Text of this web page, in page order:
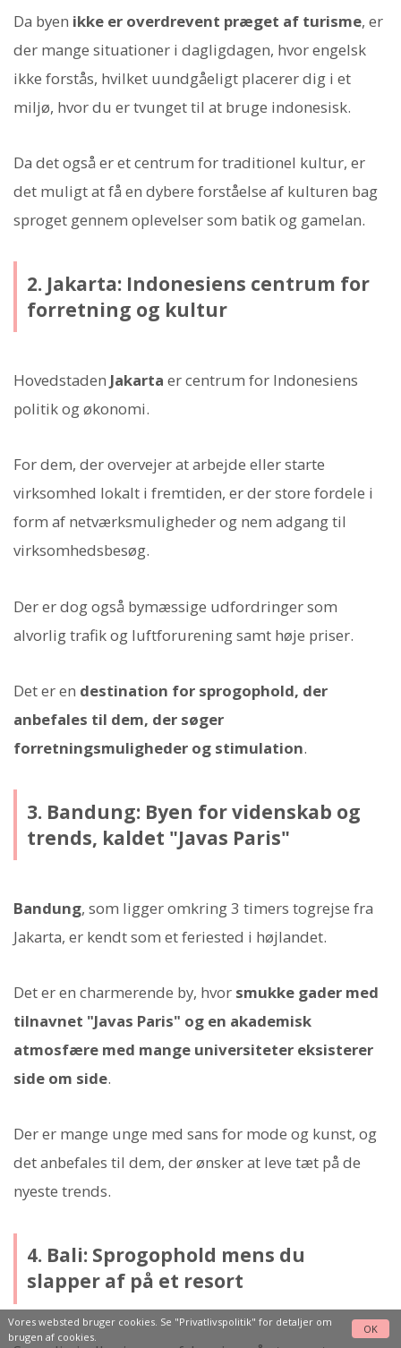
Da byen ikke er overdrevent præget af turisme, er
der mange situationer i dagligdagen, hvor engelsk
ikke forstås, hvilket uundgåeligt placerer dig i et
miljø, hvor du er tvunget til at bruge indonesisk.
Da det også er et centrum for traditionel kultur, er
det muligt at få en dybere forståelse af kulturen bag
sproget gennem oplevelser som batik og gamelan.
2. Jakarta: Indonesiens centrum for
forretning og kultur
Hovedstaden Jakarta er centrum for Indonesiens
politik og økonomi.
For dem, der overvejer at arbejde eller starte
virksomhed lokalt i fremtiden, er der store fordele i
form af netværksmuligheder og nem adgang til
virksomhedsbesøg.
Der er dog også bymæssige udfordringer som
alvorlig trafik og luftforurening samt høje priser.
Det er en destination for sprogophold, der
anbefales til dem, der søger
forretningsmuligheder og stimulation.
3. Bandung: Byen for videnskab og
trends, kaldet "Javas Paris"
Bandung, som ligger omkring 3 timers togrejse fra
Jakarta, er kendt som et feriested i højlandet.
Det er en charmerende by, hvor smukke gader med
tilnavnet "Javas Paris" og en akademisk
atmosfære med mange universiteter eksisterer
side om side.
Der er mange unge med sans for mode og kunst, og
det anbefales til dem, der ønsker at leve tæt på de
nyeste trends.
4. Bali: Sprogophold mens du
slapper af på et resort
Vores websted bruger cookies. Se "Privatlivspolitik" for detaljer om
brugen af cookies.
OK